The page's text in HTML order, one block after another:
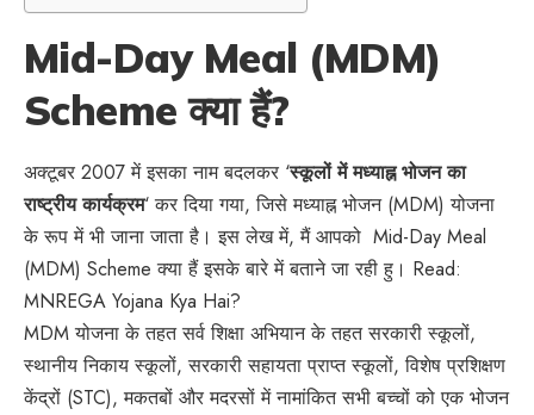
Mid-Day Meal (MDM)
Scheme क्या हैं?
अक्टूबर 2007 में इसका नाम बदलकर ‘स्कूलों में मध्याह्न भोजन का
राष्ट्रीय कार्यक्रम‘ कर दिया गया, जिसे मध्याह्न भोजन (MDM) योजना
के रूप में भी जाना जाता है। इस लेख में, मैं आपको Mid-Day Meal
(MDM) Scheme क्या हैं इसके बारे में बताने जा रही हु। Read:
MNREGA Yojana Kya Hai?
MDM योजना के तहत सर्व शिक्षा अभियान के तहत सरकारी स्कूलों,
स्थानीय निकाय स्कूलों, सरकारी सहायता प्राप्त स्कूलों, विशेष प्रशिक्षण
केंद्रों (STC), मकतबों और मदरसों में नामांकित सभी बच्चों को एक भोजन